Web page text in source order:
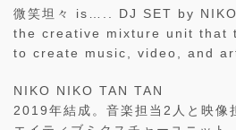
微笑坦々 is….. DJ SET by
the creative mixture unit that
to create music, video, and
NIKO NIKO TAN TAN
2019年結成。音楽担当2人と映像